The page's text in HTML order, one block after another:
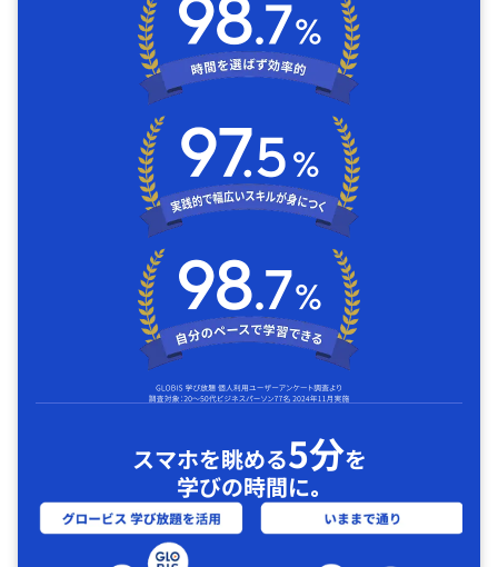
スマホを眺める5分を
学びの時間に｡